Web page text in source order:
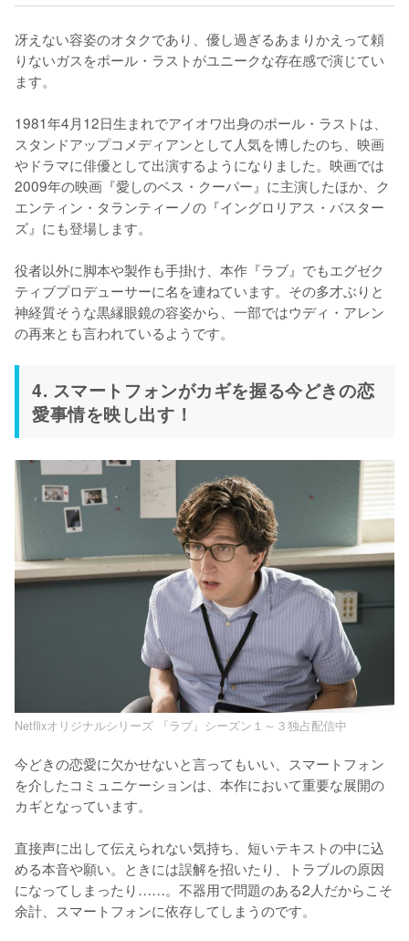
冴えない容姿のオタクであり、優し過ぎるあまりかえって頼
りないガスをポール・ラストがユニークな存在感で演じてい
ます。
1981年4月12日生まれでアイオワ出身のポール・ラストは、
スタンドアップコメディアンとして人気を博したのち、映画
やドラマに俳優として出演するようになりました。映画では
2009年の映画『愛しのベス・クーパー』に主演したほか、ク
エンティン・タランティーノの『イングロリアス・バスター
ズ』にも登場します。
役者以外に脚本や製作も手掛け、本作『ラブ』でもエグゼク
ティブプロデューサーに名を連ねています。その多才ぶりと
神経質そうな黒縁眼鏡の容姿から、一部ではウディ・アレン
4. スマートフォンがカギを握る今どきの恋
愛事情を映し出す！
Netflixオリジナルシリーズ 『ラブ』シーズン１～３独占配信中
今どきの恋愛に欠かせないと言ってもいい、スマートフォン
を介したコミュニケーションは、本作において重要な展開の
カギとなっています。
直接声に出して伝えられない気持ち、短いテキストの中に込
める本音や願い。ときには誤解を招いたり、トラブルの原因
になってしまったり……。不器用で問題のある2人だからこそ
余計、スマートフォンに依存してしまうのです。